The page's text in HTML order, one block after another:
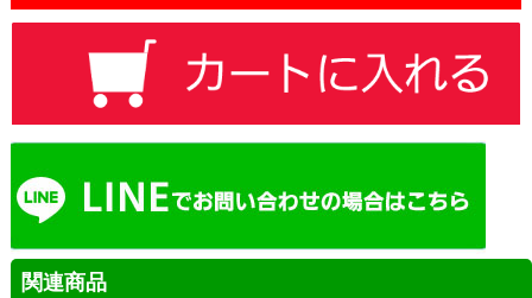
関連商品